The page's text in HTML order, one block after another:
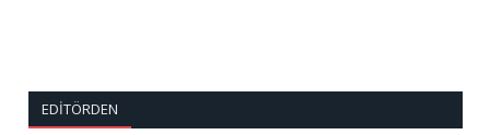
EDITÖRDEN